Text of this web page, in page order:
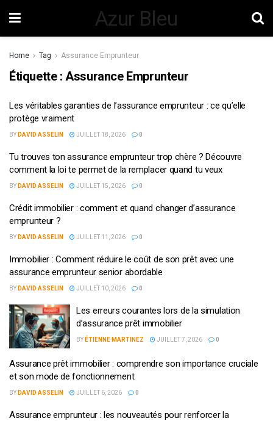
Azur Bleu
Home Tag Assurance Emprunteur
Étiquette :Assurance Emprunteur
Les véritables garanties de l’assurance emprunteur : ce qu’elle
protège vraiment
BY DAVID ASSELIN JUILLET 18, 2026 0
Tu trouves ton assurance emprunteur trop chère ? Découvre
comment la loi te permet de la remplacer quand tu veux
BY DAVID ASSELIN JUILLET 15, 2026 0
Crédit immobilier : comment et quand changer d’assurance
emprunteur ?
BY DAVID ASSELIN JUILLET 11, 2026 0
Immobilier : Comment réduire le coût de son prêt avec une
assurance emprunteur senior abordable
BY DAVID ASSELIN JUILLET 10, 2026 0
Les erreurs courantes lors de la simulation
d’assurance prêt immobilier
BY ÉTIENNE MARTINEZ JUILLET 7, 2026 0
Assurance prêt immobilier : comprendre son importance cruciale
et son mode de fonctionnement
BY DAVID ASSELIN JUILLET 6, 2026 0
Assurance emprunteur : les nouveautés pour renforcer la